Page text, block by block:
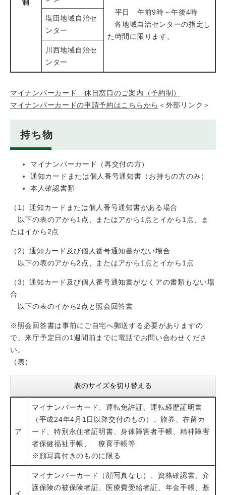
制
平日 午前9時～午後4時
各地域自治センターの指定し
た時間に限ります。
塩田地域自治セ
ンター
川西地域自治セ
ンター
マイナンバーカード 休日窓口のご案内（予約制）
マイナンバーカードの申請予約はこちらから ＜外部リンク＞
持ち物
マイナンバーカード（再交付の方）
通知カードまたは個人番号通知書（お持ちの方のみ）
本人確認書類
（1）通知カードまたは個人番号通知書がある場合
以下の表のアから1点、またはアから1点とイから1点、ま
たはイから2点
（2）通知カード及び個人番号通知書がない場合
以下の表のアから2点、またはアから1点とイから1点
（3）通知カード及び個人番号通知書がなくアの書類もない場
合
以下の表のイから2点と照会回答書
※照会回答書は事前にご自宅へ郵送する必要がありますの
で、来庁予定日の1週間前までに電話でお問い合わせくださ
い。
（表）
表のサイズを切り替える
ア
マイナンバーカード、運転免許証、運転経歴証明書
（平成24年4月1日以降交付のもの）、旅券、在留カ
ード、特別永住者証明書、身体障害者手帳、精神障害
者保健福祉手帳、 療育手帳等
※顔写真付きのものに限る
マイナンバーカード（顔写真なし）、資格確認書、介
護保険の被保険者証、医療費受給者証、年金手帳、基